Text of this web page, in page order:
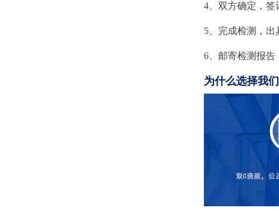
4、双方确定，签
5、完成检测，出
6、邮寄检测报告
为什么选择我